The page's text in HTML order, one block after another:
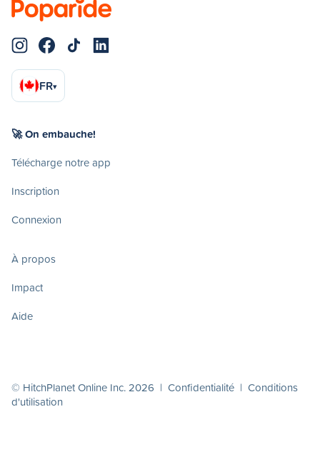
FR▾
🚀 On embauche!
Télécharge notre app
Inscription
Connexion
À propos
Impact
Aide
© HitchPlanet Online Inc. 2026 | Confidentialité | Conditions
d'utilisation